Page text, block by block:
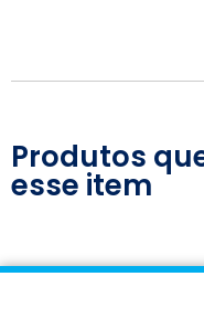
Produtos
esse item